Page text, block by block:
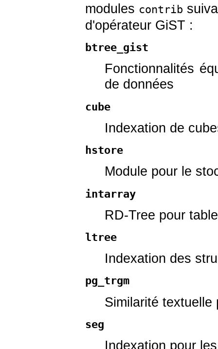
modules contrib
d'opérateur GiST :
btree_gist
Fonctionnalités
de données
cube
Indexation de
hstore
Module pour le
intarray
RD-Tree pour
ltree
Indexation des
pg_trgm
Similarité textuelle
seg
Indexation pour